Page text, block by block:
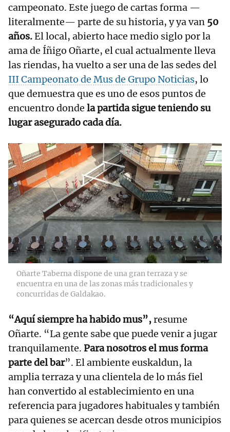
campeonato. Este juego de cartas forma —
literalmente— parte de su historia, y ya van 50
años.El local, abierto hace medio siglo por la
ama de Íñigo Oñarte, el cual actualmente lleva
las riendas, ha vuelto a ser una de las sedes del
III Campeonato de Mus de Grupo Noticias, lo
que demuestra que es uno de esos puntos de
encuentro donde la partida sigue teniendo su
lugar asegurado cada día.
RELACIONADAS
Bar Lau Bide de
Santurtzi, larga
vida al mus en
Mamariga
Oñarte Taberna dispone de una gran terraza y se
encuentra en una de las zonas más tradicionales y
concurridas de Galdakao.
“Aquí siempre ha habido mus”,resume
Oñarte. “La gente sabe que puede venir a jugar
tranquilamente. Para nosotros el mus forma
parte del bar”. El ambiente euskaldun, la
amplia terraza y una clientela de lo más fiel
han convertido al establecimiento en una
referencia para jugadores habituales y también
para quienes se acercan desde otros municipios